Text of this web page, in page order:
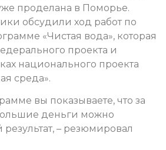
проделана в Поморье.
обсудили ход работ по
«Чистая вода», которая
проекта и
национального проекта
среда».
вы показываете, что за
деньги можно
– резюмировал